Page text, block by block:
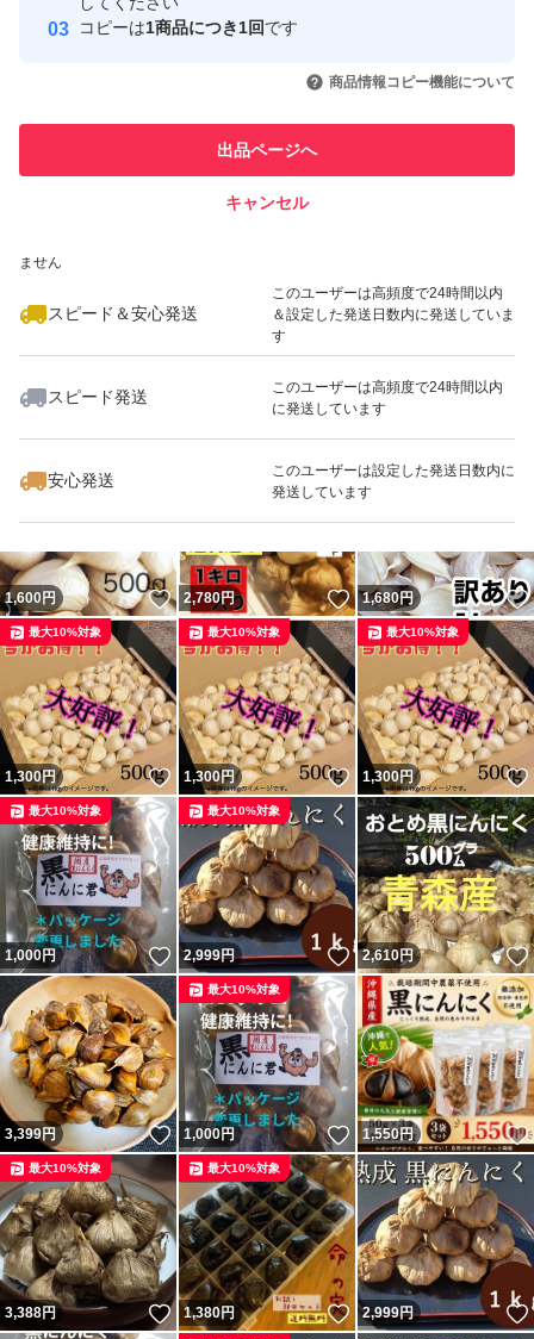
保健所へ販売及び営業許可の問い合わせをした所、
要との回答でした！
念の為こちらに掲載させて頂いております♪
・物価高の影響もあり、値引き等はできません
・発送中、到着後に黒にんにくが持つ水分が
出ている可能性があります。
品質にはまったく影響ありませんが
神経質な方はご購入をおやめください！
宜しくお願い致します(^_^)
引を完了させた実績があります
での取引実績があります
ません
スピード＆安心発送
このユーザーは高頻度で24時間以内
＆設定した発送日数内に発送していま
す
スピード発送
このユーザーは高頻度で24時間以内
に発送しています
安心発送
このユーザーは設定した発送日数内に
発送しています
コピーは1商品につき1回です
商品情報コピー機能について
出品ページへ
キャンセル
いいね！
1,300
1,600円 いいね！
2,780円 いいね！
1,680円
1,300円 いいね！
最大10%対象
1,300円 いいね！
最大10%対象
1,300円
最大10%対象
1,000円 いいね！
最大10%対象
2,999円 いいね！
最大10%対象
2,610円
3,399円 いいね！
1,000円 いいね！
最大10%対象
1,550円
3,388円 いいね！
最大10%対象
1,380円 いいね！
最大10%対象
2,999円